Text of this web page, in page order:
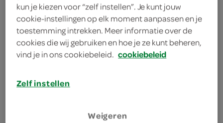
recepten met tomaat
kun je kiezen voor “zelf instellen”. Je kunt jouw
cookie-instellingen op elk moment aanpassen en je
toestemming intrekken. Meer informatie over de
cookies die wij gebruiken en hoe je ze kunt beheren,
vind je in ons cookiebeleid. cookiebeleid
Zelf instellen
Weigeren